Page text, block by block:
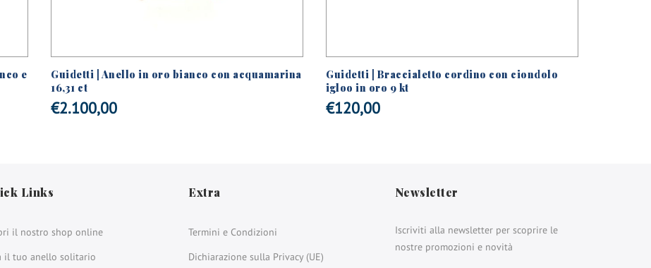
e
Guidetti | Anello in oro bianco con acquamarina
16,31 ct
€2.100,00
Guidetti | Braccialetto cordino con ciondolo
igloo in oro 9 kt
€120,00
Links
il nostro shop online
il tuo anello solitario
Extra
Termini e Condizioni
Dichiarazione sulla Privacy (UE)
Newsletter
Iscriviti alla newsletter per scoprire le
nostre promozioni e novità